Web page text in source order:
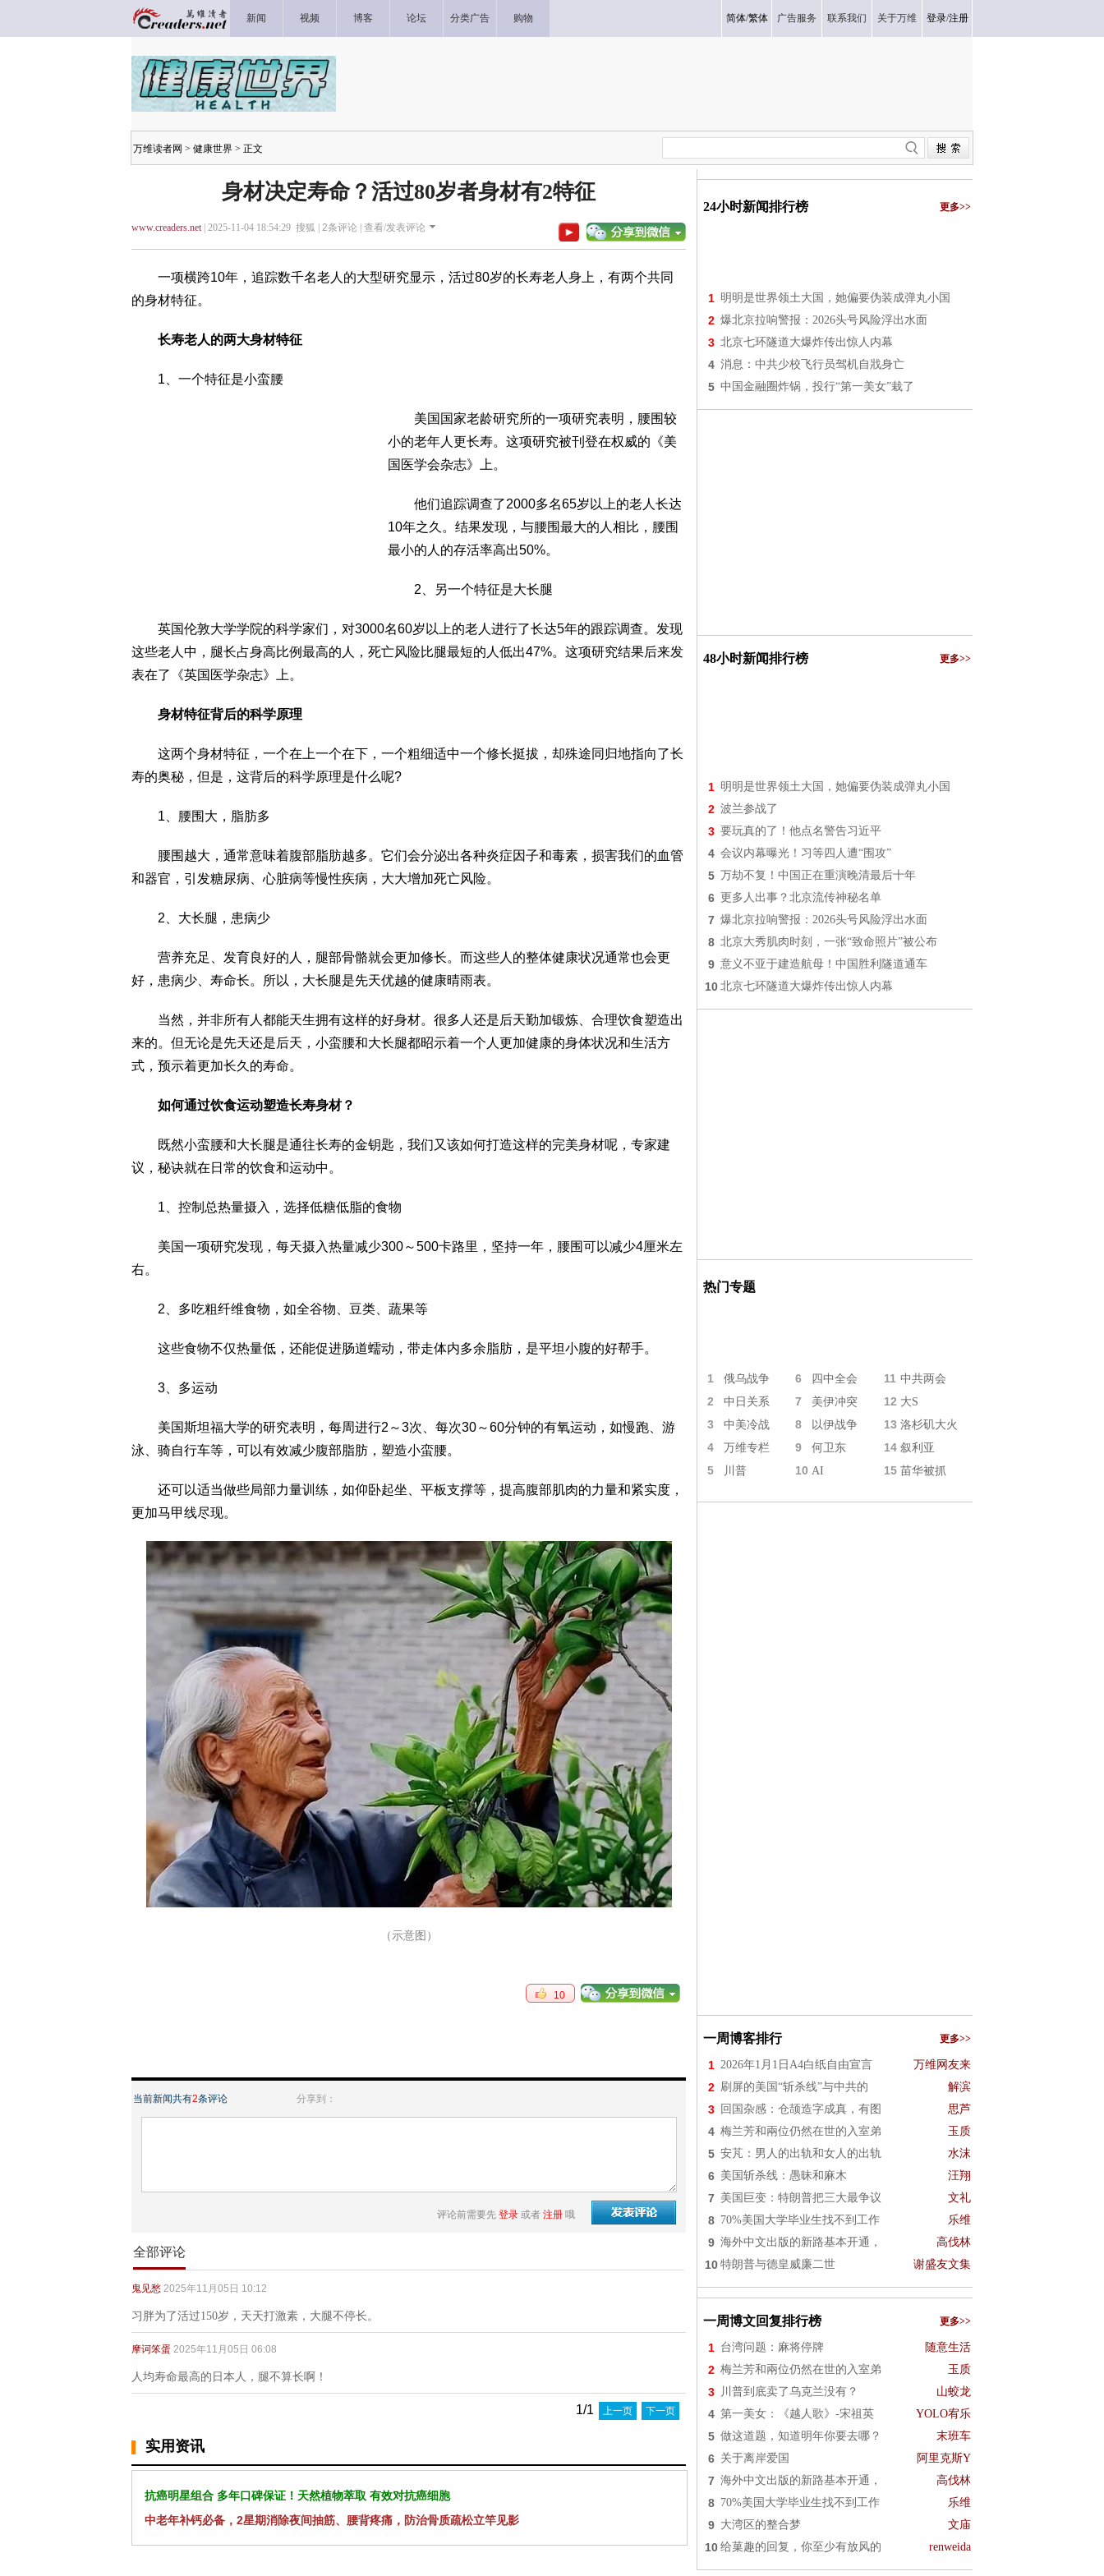
新闻 视频 博客 论坛 分类广告 购物 简体/繁体 广告服务 联系我们 关于万维 登录/注册
万维读者网 > 健康世界 > 正文
身材决定寿命？活过80岁者身材有2特征
www.creaders.net| 2025-11-04 18:54:29 搜狐 | 2条评论 | 查看/发表评论
一项横跨10年，追踪数千名老人的大型研究显示，活过80岁的长寿老人身上，有两个共同
的身材特征。
长寿老人的两大身材特征
1、一个特征是小蛮腰
美国国家老龄研究所的一项研究表明，腰围较
小的老年人更长寿。这项研究被刊登在权威的《美
国医学会杂志》上。
他们追踪调查了2000多名65岁以上的老人长达
10年之久。结果发现，与腰围最大的人相比，腰围
最小的人的存活率高出50%。
2、另一个特征是大长腿
英国伦敦大学学院的科学家们，对3000名60岁以上的老人进行了长达5年的跟踪调查。发现
这些老人中，腿长占身高比例最高的人，死亡风险比腿最短的人低出47%。这项研究结果后来发
表在了《英国医学杂志》上。
身材特征背后的科学原理
这两个身材特征，一个在上一个在下，一个粗细适中一个修长挺拔，却殊途同归地指向了长
寿的奥秘，但是，这背后的科学原理是什么呢?
1、腰围大，脂肪多
腰围越大，通常意味着腹部脂肪越多。它们会分泌出各种炎症因子和毒素，损害我们的血管
和器官，引发糖尿病、心脏病等慢性疾病，大大增加死亡风险。
2、大长腿，患病少
营养充足、发育良好的人，腿部骨骼就会更加修长。而这些人的整体健康状况通常也会更
好，患病少、寿命长。所以，大长腿是先天优越的健康晴雨表。
当然，并非所有人都能天生拥有这样的好身材。很多人还是后天勤加锻炼、合理饮食塑造出
来的。但无论是先天还是后天，小蛮腰和大长腿都昭示着一个人更加健康的身体状况和生活方
式，预示着更加长久的寿命。
如何通过饮食运动塑造长寿身材？
既然小蛮腰和大长腿是通往长寿的金钥匙，我们又该如何打造这样的完美身材呢，专家建
议，秘诀就在日常的饮食和运动中。
1、控制总热量摄入，选择低糖低脂的食物
美国一项研究发现，每天摄入热量减少300～500卡路里，坚持一年，腰围可以减少4厘米左
右。
2、多吃粗纤维食物，如全谷物、豆类、蔬果等
这些食物不仅热量低，还能促进肠道蠕动，带走体内多余脂肪，是平坦小腹的好帮手。
3、多运动
美国斯坦福大学的研究表明，每周进行2～3次、每次30～60分钟的有氧运动，如慢跑、游
泳、骑自行车等，可以有效减少腹部脂肪，塑造小蛮腰。
还可以适当做些局部力量训练，如仰卧起坐、平板支撑等，提高腹部肌肉的力量和紧实度，
更加马甲线尽现。
（示意图）
10
当前新闻共有2条评论 分享到：
评论前需要先 登录 或者 注册 哦
全部评论
鬼见愁 2025年11月05日 10:12
习胖为了活过150岁，天天打激素，大腿不停长。
摩诃笨蛋 2025年11月05日 06:08
人均寿命最高的日本人，腿不算长啊！
1/1 上一页 下一页
实用资讯
抗癌明星组合 多年口碑保证！天然植物萃取 有效对抗癌细胞
中老年补钙必备，2星期消除夜间抽筋、腰背疼痛，防治骨质疏松立竿见影
24小时新闻排行榜 更多>>
1 明明是世界领土大国，她偏要伪装成弹丸小国
2 爆北京拉响警报：2026头号风险浮出水面
3 北京七环隧道大爆炸传出惊人内幕
4 消息：中共少校飞行员驾机自戕身亡
5 中国金融圈炸锅，投行“第一美女”栽了
48小时新闻排行榜 更多>>
1 明明是世界领土大国，她偏要伪装成弹丸小国
2 波兰参战了
3 要玩真的了！他点名警告习近平
4 会议内幕曝光！习等四人遭“围攻”
5 万劫不复！中国正在重演晚清最后十年
6 更多人出事？北京流传神秘名单
7 爆北京拉响警报：2026头号风险浮出水面
8 北京大秀肌肉时刻，一张“致命照片”被公布
9 意义不亚于建造航母！中国胜利隧道通车
10 北京七环隧道大爆炸传出惊人内幕
热门专题
1 俄乌战争 6 四中全会 11 中共两会
2 中日关系 7 美伊冲突 12 大S
3 中美冷战 8 以伊战争 13 洛杉矶大火
4 万维专栏 9 何卫东 14 叙利亚
5 川普 10 AI 15 苗华被抓
一周博客排行 更多>>
1 2026年1月1日A4白纸自由宣言 万维网友来
2 刷屏的美国“斩杀线”与中共的 解滨
3 回国杂感：仓颉造字成真，有图 思芦
4 梅兰芳和兩位仍然在世的入室弟 玉质
5 安芃：男人的出轨和女人的出轨 水沫
6 美国斩杀线：愚昧和麻木 汪翔
7 美国巨变：特朗普把三大最争议 文礼
8 70%美国大学毕业生找不到工作 乐维
9 海外中文出版的新路基本开通， 高伐林
10 特朗普与德皇威廉二世 谢盛友文集
一周博文回复排行榜 更多>>
1 台湾问题：麻将停牌 随意生活
2 梅兰芳和兩位仍然在世的入室弟 玉质
3 川普到底卖了乌克兰没有？ 山蛟龙
4 第一美女：《越人歌》-宋祖英 YOLO宥乐
5 做这道题，知道明年你要去哪？ 末班车
6 关于离岸爱国 阿里克斯Y
7 海外中文出版的新路基本开通， 高伐林
8 70%美国大学毕业生找不到工作 乐维
9 大湾区的整合梦 文庙
10 给菓趣的回复，你至少有放风的 renweida